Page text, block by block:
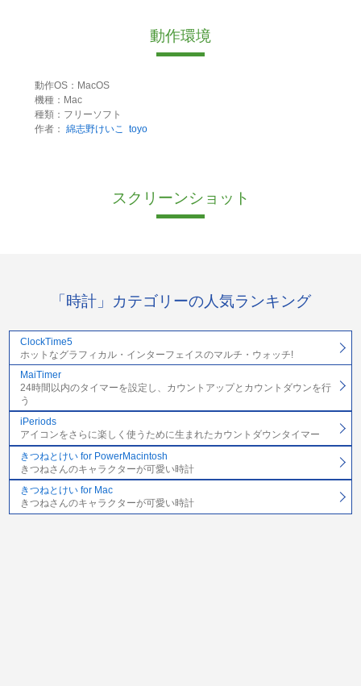
動作環境
動作OS：MacOS
機種：Mac
種類：フリーソフト
作者： 綿志野けいこ toyo
スクリーンショット
「時計」カテゴリーの人気ランキング
ClockTime5
ホットなグラフィカル・インターフェイスのマルチ・ウォッチ!
MaiTimer
24時間以内のタイマーを設定し、カウントアップとカウントダウンを行
う
iPeriods
アイコンをさらに楽しく使うために生まれたカウントダウンタイマー
きつねとけい for PowerMacintosh
きつねさんのキャラクターが可愛い時計
きつねとけい for Mac
きつねさんのキャラクターが可愛い時計